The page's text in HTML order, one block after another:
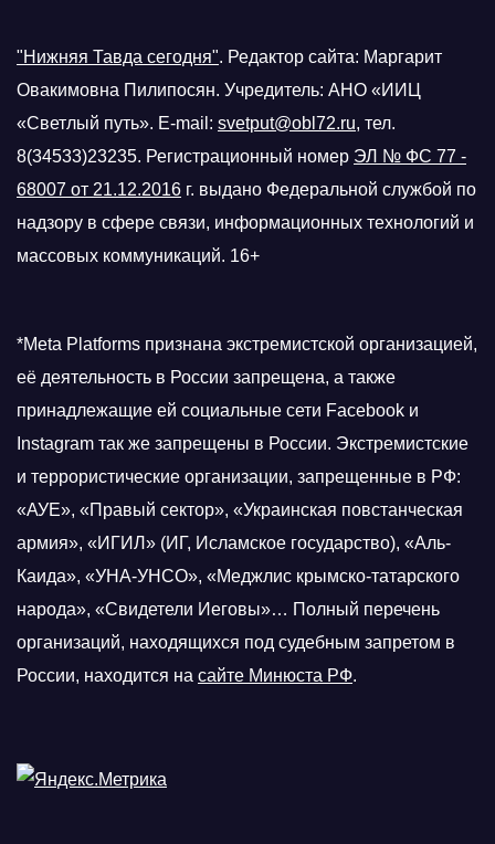
"Нижняя Тавда сегодня". Редактор сайта: Маргарит
Овакимовна Пилипосян. Учредитель: АНО «ИИЦ
«Светлый путь». E-mail: svetput@obl72.ru, тел.
8(34533)23235. Регистрационный номер ЭЛ № ФС 77 -
68007 от 21.12.2016 г. выдано Федеральной службой по
надзору в сфере связи, информационных технологий и
массовых коммуникаций. 16+
*Meta Platforms признана экстремистской организацией,
её деятельность в России запрещена, а также
принадлежащие ей социальные сети Facebook и
Instagram так же запрещены в России. Экстремистские
и террористические организации, запрещенные в РФ:
«АУЕ», «Правый сектор», «Украинская повстанческая
армия», «ИГИЛ» (ИГ, Исламское государство), «Аль-
Каида», «УНА-УНСО», «Меджлис крымско-татарского
народа», «Свидетели Иеговы»… Полный перечень
организаций, находящихся под судебным запретом в
России, находится на сайте Минюста РФ.